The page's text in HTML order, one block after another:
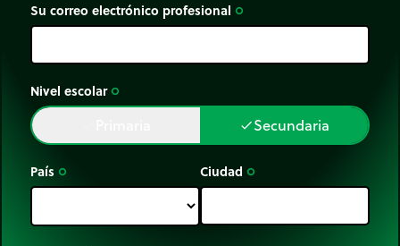
Su correo electrónico profesional trip_origin
Nivel escolar trip_origin
doneSecundaria
País trip_origin Ciudad trip_origin